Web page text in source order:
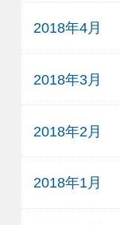
2018年4月
2018年3月
2018年2月
2018年1月